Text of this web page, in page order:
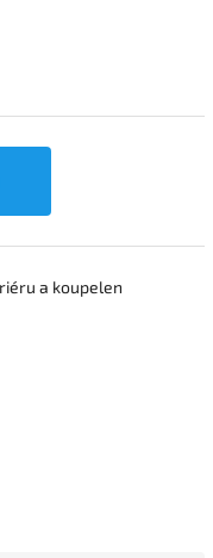
a koupelen